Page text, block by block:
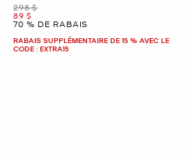
était
298 $
maintenant
89 $
70 % DE RABAIS
RABAIS SUPPLÉMENTAIRE DE 15 % AVEC LE
CODE : EXTRA15